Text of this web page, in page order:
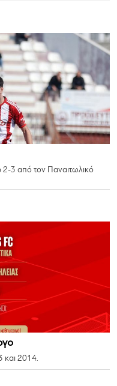
3 από τον Παναιτωλικό
και 2014.